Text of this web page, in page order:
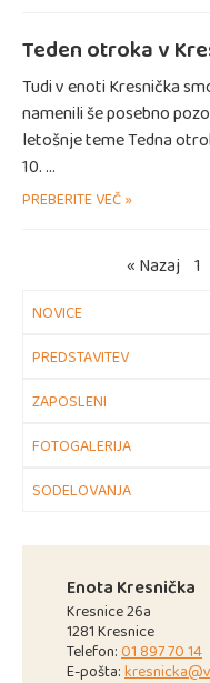
Enota Kresnička
Kresnice 26a
1281 Kresnice
Telefon: 01 897 70 14
E-pošta:
Teden otroka v
Tudi v enoti Kresnička
namenili še posebno
letošnje teme Tedna
10. …
PREBERITE VEČ »
« Nazaj 1
NOVICE
PREDSTAVITEV
ZAPOSLENI
FOTOGALERIJA
SODELOVANJA